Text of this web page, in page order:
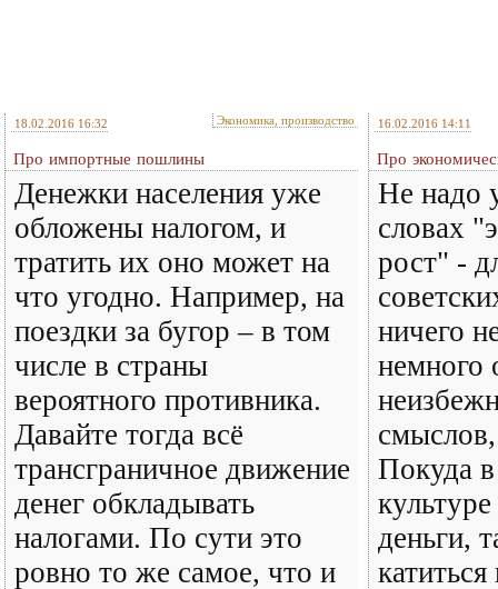
18.02.2016 16:32 Экономика, производство
Про импортные пошлины
Денежки населения уже
обложены налогом, и
тратить их оно может на
что угодно. Например, на
поездки за бугор – в том
числе в страны
вероятного противника.
Давайте тогда всё
трансграничное движение
денег обкладывать
налогами. По сути это
ровно то же самое, что и
16.02.2016 14:11
Про
Не надо
словах
рост" -
ничего
немного
Покуда
деньги,